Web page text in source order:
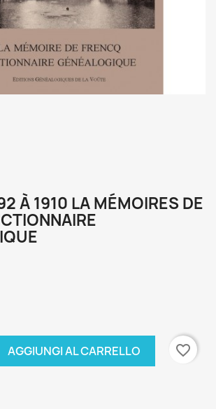
À 1910 LA MÉMOIRES DE
AGGIUNGI AL CARRELLO favorite_border